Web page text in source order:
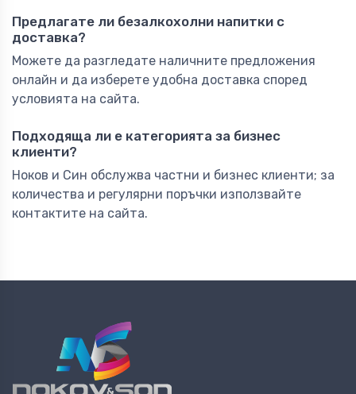
Предлагате ли безалкохолни напитки с
доставка?
Можете да разгледате наличните предложения
онлайн и да изберете удобна доставка според
условията на сайта.
Подходяща ли е категорията за бизнес
клиенти?
Ноков и Син обслужва частни и бизнес клиенти; за
количества и регулярни поръчки използвайте
контактите на сайта.